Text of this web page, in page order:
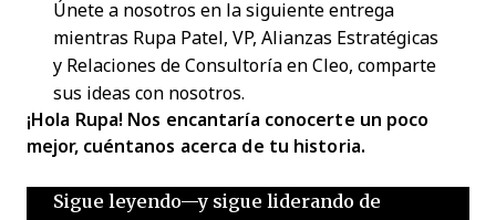
Únete a nosotros en la siguiente entrega
mientras Rupa Patel, VP, Alianzas Estratégicas
y Relaciones de Consultoría en Cleo, comparte
sus ideas con nosotros.
¡Hola Rupa! Nos encantaría conocerte un poco
mejor, cuéntanos acerca de tu historia.
Sigue leyendo—y sigue liderando de